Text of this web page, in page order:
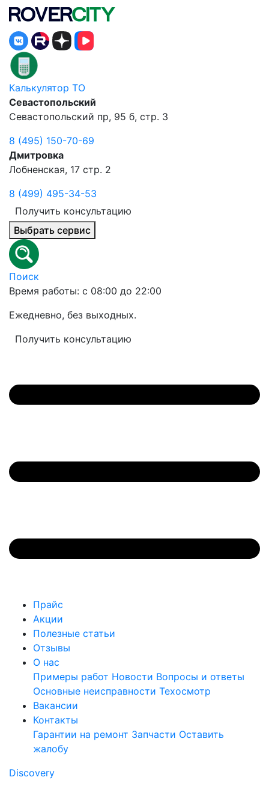
Калькулятор ТО
Севастопольский
Севастопольский пр, 95 б, стр. 3
8 (495) 150-70-69
Дмитровка
Лобненская, 17 стр. 2
8 (499) 495-34-53
Получить консультацию
Выбрать сервис
Поиск
Время работы: с 08:00 до 22:00
Ежедневно, без выходных.
Получить консультацию
Прайс
Акции
Полезные статьи
Отзывы
О нас
Примеры работ Новости Вопросы и ответы
Основные неисправности Техосмотр
Вакансии
Контакты
Гарантии на ремонт Запчасти Оставить
жалобу
Discovery